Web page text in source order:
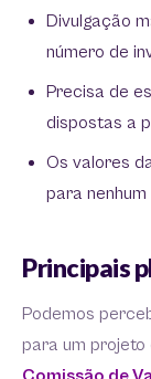
Divulgação
número de
Precisa de
dispostas a
Os valores
para
Principais
Podemos
para um